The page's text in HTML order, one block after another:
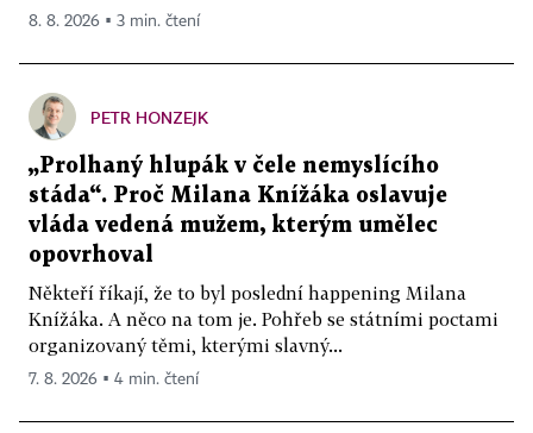
8. 8. 2026 ▪ 3 min. čtení
PETR HONZEJK
„Prolhaný hlupák v čele nemyslícího
stáda“. Proč Milana Knížáka oslavuje
vláda vedená mužem, kterým umělec
opovrhoval
Někteří říkají, že to byl poslední happening Milana
Knížáka. A něco na tom je. Pohřeb se státními poctami
organizovaný těmi, kterými slavný...
7. 8. 2026 ▪ 4 min. čtení